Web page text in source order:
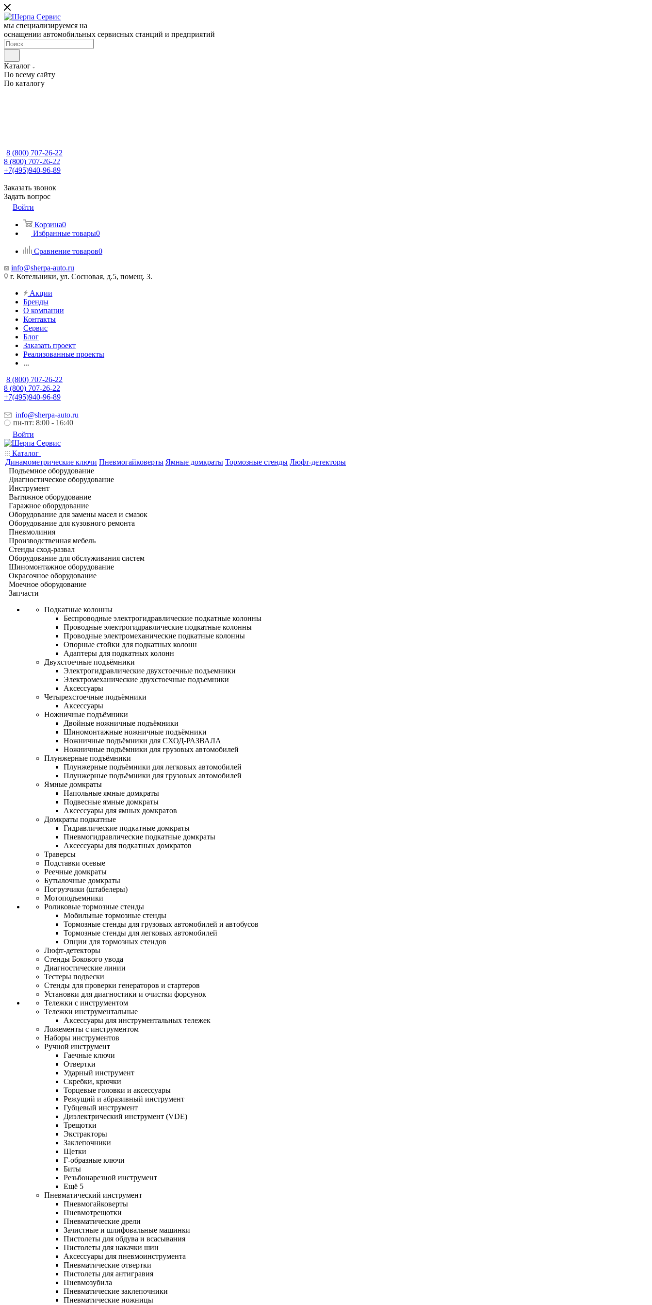
мы специализируемся на
оснащении автомобильных сервисных станций и предприятий
Каталог
По всему сайту
По каталогу
8 (800) 707-26-22
8 (800) 707-26-22
+7(495)940-96-89
Заказать звонок
Задать вопрос
Войти
Корзина0
Избранные товары0
Сравнение товаров0
info@sherpa-auto.ru
г. Котельники, ул. Сосновая, д.5, помещ. 3.
Акции
Бренды
О компании
Контакты
Сервис
Блог
Заказать проект
Реализованные проекты
...
8 (800) 707-26-22
8 (800) 707-26-22
+7(495)940-96-89
info@sherpa-auto.ru
пн-пт: 8:00 - 16:40
Войти
Каталог
Динамометрические ключи Пневмогайковерты Ямные домкраты Тормозные стенды Люфт-детекторы
Подъемное оборудование
Диагностическое оборудование
Инструмент
Вытяжное оборудование
Гаражное оборудование
Оборудование для замены масел и смазок
Оборудование для кузовного ремонта
Пневмолиния
Производственная мебель
Стенды сход-развал
Оборудование для обслуживания систем
Шиномонтажное оборудование
Окрасочное оборудование
Моечное оборудование
Запчасти
Подкатные колонны
Беспроводные электрогидравлические подкатные колонны
Проводные электрогидравлические подкатные колонны
Проводные электромеханические подкатные колонны
Опорные стойки для подкатных колонн
Адаптеры для подкатных колонн
Двухстоечные подъёмники
Электрогидравлические двухстоечные подъемники
Электромеханические двухстоечные подъемники
Аксессуары
Четырехстоечные подъёмники
Аксессуары
Ножничные подъёмники
Двойные ножничные подъёмники
Шиномонтажные ножничные подъёмники
Ножничные подъёмники для СХОД-РАЗВАЛА
Ножничные подъёмники для грузовых автомобилей
Плунжерные подъёмники
Плунжерные подъёмники для легковых автомобилей
Плунжерные подъёмники для грузовых автомобилей
Ямные домкраты
Напольные ямные домкраты
Подвесные ямные домкраты
Аксессуары для ямных домкратов
Домкраты подкатные
Гидравлические подкатные домкраты
Пневмогидравлические подкатные домкраты
Аксессуары для подкатных домкратов
Траверсы
Подставки осевые
Реечные домкраты
Бутылочные домкраты
Погрузчики (штабелеры)
Мотоподъемники
Роликовые тормозные стенды
Мобильные тормозные стенды
Тормозные стенды для грузовых автомобилей и автобусов
Тормозные стенды для легковых автомобилей
Опции для тормозных стендов
Люфт-детекторы
Стенды Бокового увода
Диагностические линии
Тестеры подвески
Стенды для проверки генераторов и стартеров
Установки для диагностики и очистки форсунок
Тележки с инструментом
Тележки инструментальные
Аксессуары для инструментальных тележек
Ложементы с инструментом
Наборы инструментов
Ручной инструмент
Гаечные ключи
Отвертки
Ударный инструмент
Скребки, крючки
Торцевые головки и аксессуары
Режущий и абразивный инструмент
Губцевый инструмент
Диэлектрический инструмент (VDE)
Трещотки
Экстракторы
Заклепочники
Щетки
Г-образные ключи
Биты
Резьбонарезной инструмент
Ещё 5
Пневматический инструмент
Пневмогайковерты
Пневмотрещотки
Пневматические дрели
Зачистные и шлифовальные машинки
Пистолеты для обдува и всасывания
Пистолеты для накачки шин
Аксессуары для пневмоинструмента
Пневматические отвертки
Пистолеты для антигравия
Пневмозубила
Пневматические заклепочники
Пневматические ножницы